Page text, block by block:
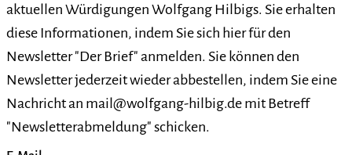
aktuellen Würdigungen Wolfgang Hilbigs. Sie erhalten
diese Informationen, indem Sie sich hier für den
Newsletter "Der Brief" anmelden. Sie können den
Newsletter jederzeit wieder abbestellen, indem Sie eine
Nachricht an mail@wolfgang-hilbig.de mit Betreff
"Newsletterabmeldung" schicken.